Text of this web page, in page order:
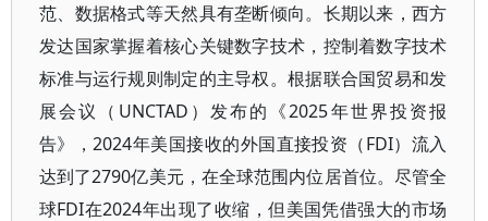
范、数据格式等天然具有垄断倾向。长期以来，西方
发达国家掌握着核心关键数字技术，控制着数字技术
标准与运行规则制定的主导权。根据联合国贸易和发
展会议（UNCTAD）发布的《2025年世界投资报
告》，2024年美国接收的外国直接投资（FDI）流入
达到了2790亿美元，在全球范围内位居首位。尽管全
球FDI在2024年出现了收缩，但美国凭借强大的市场